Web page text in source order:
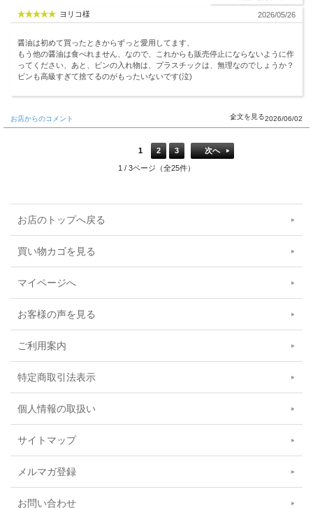
ヨリコ様 2026/05/26
醤油は初めて買ったときからずっと愛用してます、
もう他の醤油は食べれません、なので、これからも販売停止にならないように作
ってください、あと、ビンの入れ物は、プラスチックは、無理なのでしょうか？
ビンも高級すぎて捨てるのがもったいないです(泣)
お店からのコメント 2026/06/02
1 2 3 次へ
1 / 3ページ（全25件）
お店のトップへ戻る
買い物カゴを見る
マイページへ
お客様の声を見る
ご利用案内
特定商取引法表示
個人情報の取扱い
サイトマップ
メルマガ登録
お問い合わせ